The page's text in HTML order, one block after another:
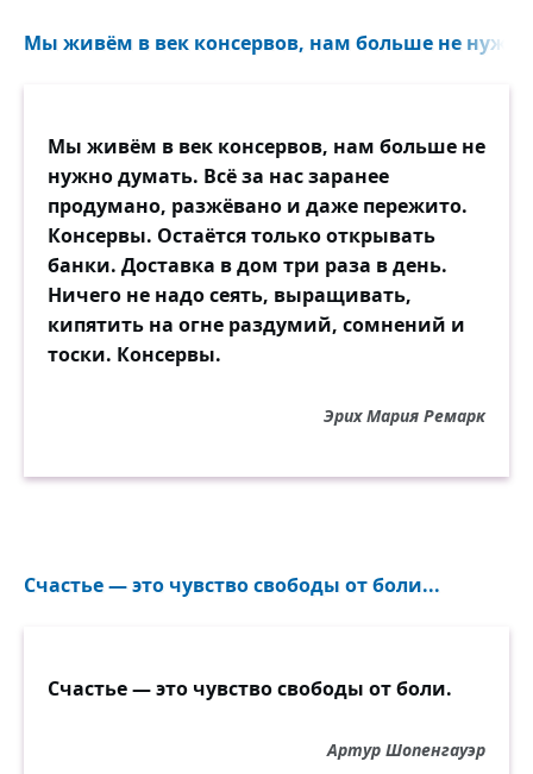
Мы живём в век консервов, нам больше не
Мы живём в век консервов, нам больше не
нужно думать. Всё за нас заранее
продумано, разжёвано и даже пережито.
Консервы. Остаётся только открывать
банки. Доставка в дом три раза в день.
Ничего не надо сеять, выращивать,
кипятить на огне раздумий, сомнений и
тоски. Консервы.
Эрих Мария Ремарк
Счастье — это чувство свободы от боли...
Счастье — это чувство свободы от боли.
Артур Шопенгауэр